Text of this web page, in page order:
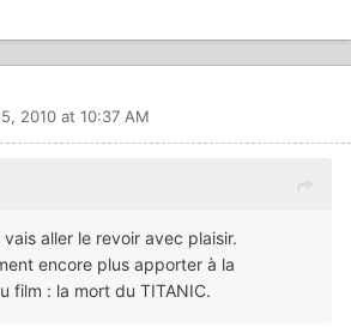
2010 at 10:37 AM
aller le revoir avec plaisir.
encore plus apporter à la
film : la mort du TITANIC.